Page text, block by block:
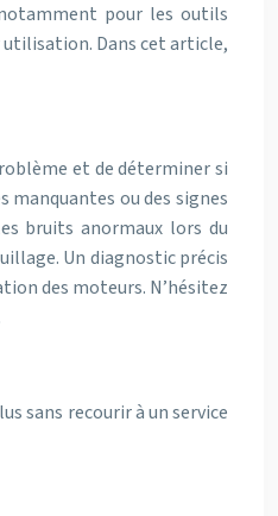
pour les outils
utilisation. Dans cet article,
et de déterminer si
ou des signes
bruits anormaux lors du
Un diagnostic précis
des moteurs. N’hésitez
sans recourir à un service